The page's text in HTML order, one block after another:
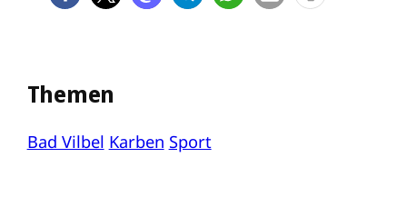
Themen
Bad Vilbel Karben Sport